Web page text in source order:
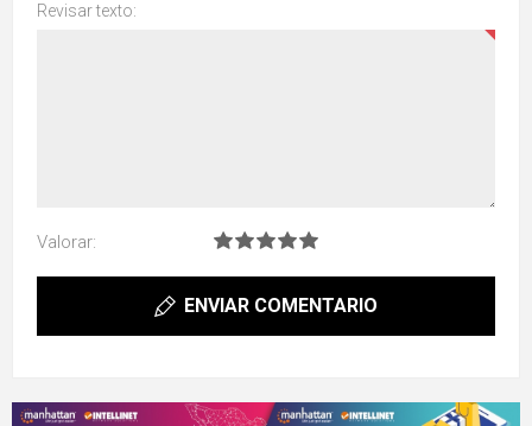
Revisar texto:
Valorar:
ENVIAR COMENTARIO